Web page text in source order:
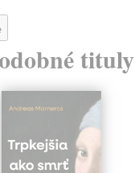
tituly